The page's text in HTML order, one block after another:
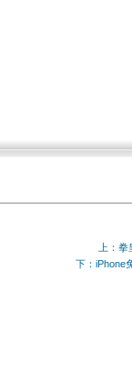
上：
下：iPhone